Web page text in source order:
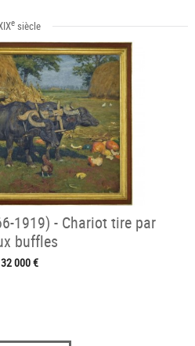
e siècle
1919) - Chariot tire par
buffles
32 000 €